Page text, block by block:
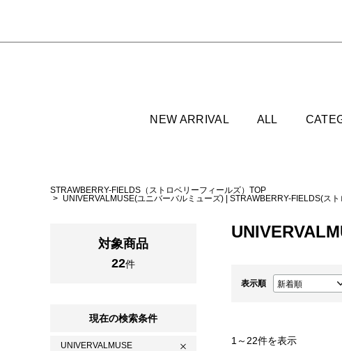
NEW ARRIVAL ALL
STRAWBERRY-FIELDS（ストロベリーフィールズ）TOP
UNIVERVALMUSE(ユニバーバルミューズ)
STRAWBERRY-FIELDS(ス
対象商品
22件
現在の検索条件
UNIVERVALMUSE
表示順
1 ～ 22件を表示